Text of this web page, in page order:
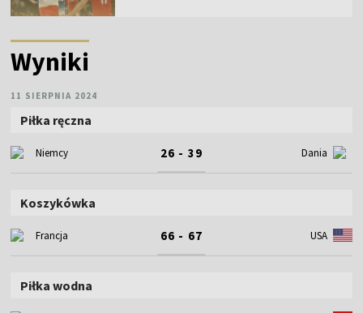
Wyniki
11 SIERPNIA 2024
Piłka ręczna
Niemcy 26 - 39 Dania
Koszykówka
Francja 66 - 67 USA
Piłka wodna